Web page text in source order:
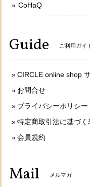
CoHaQ
Guide ご利用ガイ
CIRCLE online shop
お問合せ
プライバシーポリシー
特定商取引法に基づく
会員規約
Mail メルマガ